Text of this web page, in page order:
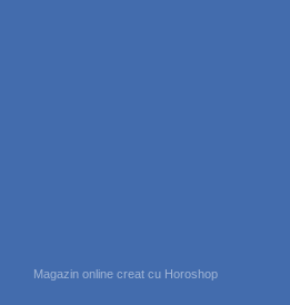
Magazin online creat cu Horoshop